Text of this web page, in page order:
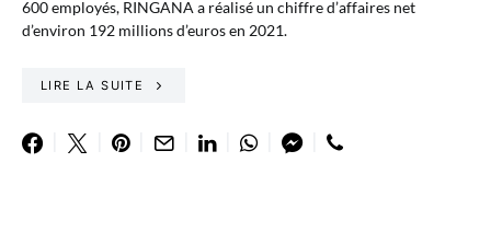
600 employés, RINGANA a réalisé un chiffre d’affaires net
d’environ 192 millions d’euros en 2021.
LIRE LA SUITE